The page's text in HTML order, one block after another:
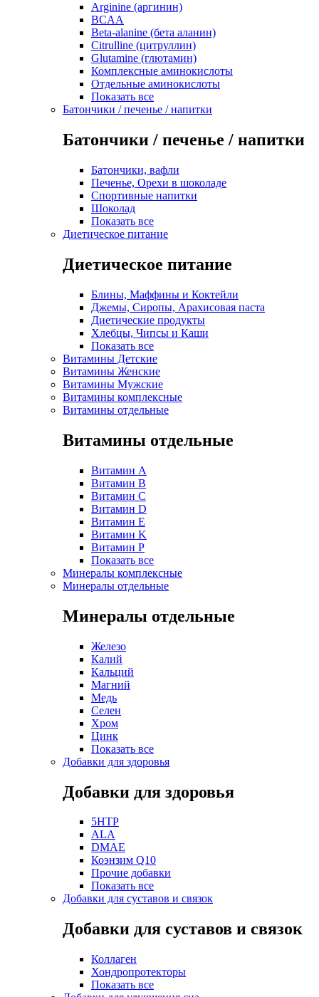
Arginine (аргинин)
BCAA
Beta-alanine (бета аланин)
Citrulline (цитруллин)
Glutamine (глютамин)
Комплексные аминокислоты
Отдельные аминокислоты
Показать все
Батончики / печенье / напитки
Батончики / печенье / напитки
Батончики, вафли
Печенье, Орехи в шоколаде
Спортивные напитки
Шоколад
Показать все
Диетическое питание
Диетическое питание
Блины, Маффины и Коктейли
Джемы, Сиропы, Арахисовая паста
Диетические продукты
Хлебцы, Чипсы и Каши
Показать все
Витамины Детские
Витамины Женские
Витамины Мужские
Витамины комплексные
Витамины отдельные
Витамины отдельные
Витамин A
Витамин B
Витамин C
Витамин D
Витамин E
Витамин K
Витамин P
Показать все
Минералы комплексные
Минералы отдельные
Минералы отдельные
Железо
Калий
Кальций
Магний
Медь
Селен
Хром
Цинк
Показать все
Добавки для здоровья
Добавки для здоровья
5HTP
ALA
DMAE
Коэнзим Q10
Прочие добавки
Показать все
Добавки для суставов и связок
Добавки для суставов и связок
Коллаген
Хондропротекторы
Показать все